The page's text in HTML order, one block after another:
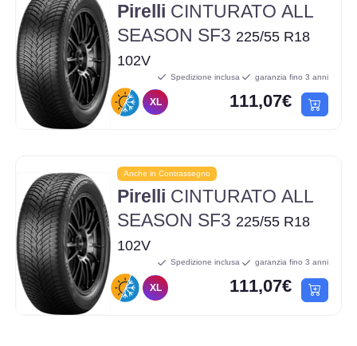
Pirelli CINTURATO ALL
SEASON SF3 225/55 R18
102V
XL
Spedizione inclusa garanzia fino 3 anni
111,07€
Anche in Contrassegno
Pirelli CINTURATO ALL
SEASON SF3 225/55 R18
102V
XL
Spedizione inclusa garanzia fino 3 anni
111,07€